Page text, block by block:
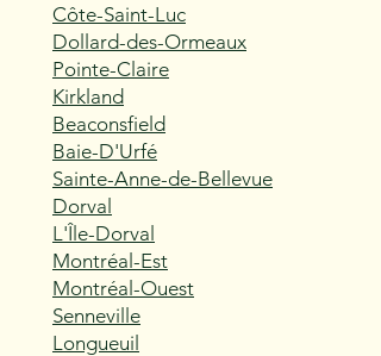
Côte-Saint-Luc
Dollard-des-Ormeaux
Pointe-Claire
Kirkland
Beaconsfield
Baie-D'Urfé
Sainte-Anne-de-Bellevue
Dorval
L'Île-Dorval
Montréal-Est
Montréal-Ouest
Senneville
Longueuil